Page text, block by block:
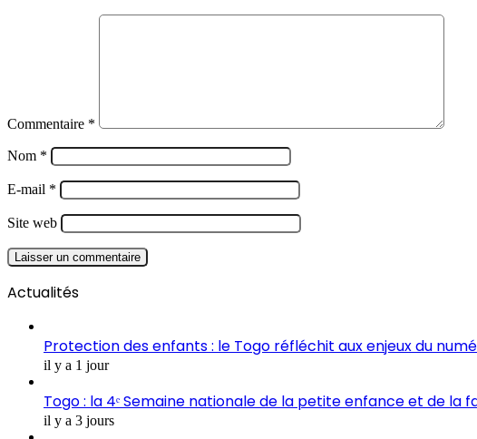
Commentaire *
Nom *
E-mail *
Site web
Actualités
Protection des enfants : le Togo réfléchit aux enjeux du
il y a 1 jour
Togo : la 4ᵉ Semaine nationale de la petite enfance et de la
il y a 3 jours